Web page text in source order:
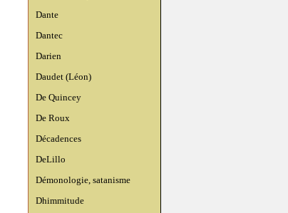
Dante
Dantec
Darien
Daudet (Léon)
De Quincey
De Roux
Décadences
DeLillo
Démonologie, satanisme
Dhimmitude